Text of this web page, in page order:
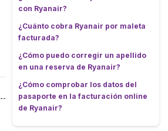
con Ryanair?
¿Cuánto cobra Ryanair por maleta
facturada?
¿Cómo puedo corregir un apellido
en una reserva de Ryanair?
¿Cómo comprobar los datos del
pasaporte en la facturación online
de Ryanair?